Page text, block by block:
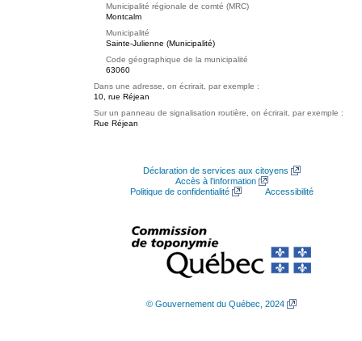
Municipalité régionale de comté (MRC)
Montcalm
Municipalité
Sainte-Julienne (Municipalité)
Code géographique de la municipalité
63060
Dans une adresse, on écrirait, par exemple :
10, rue Réjean
Sur un panneau de signalisation routière, on écrirait, par exemple :
Rue Réjean
Déclaration de services aux citoyens
Accès à l’information
Politique de confidentialité
Accessibilité
© Gouvernement du Québec, 2024